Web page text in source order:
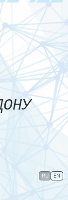
RU EN